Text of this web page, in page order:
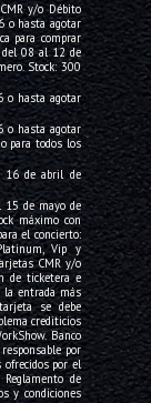
y/o Débito
o hasta agotar
para comprar
del 08 al 12 de
Stock: 300
o hasta agotar
o hasta agotar
para todos los
16 de abril de
de mayo de
máximo con
el concierto:
Vip y
CMR y/o
de ticketera e
la entrada más
se debe
crediticios
Banco
por
por el
de
y condiciones